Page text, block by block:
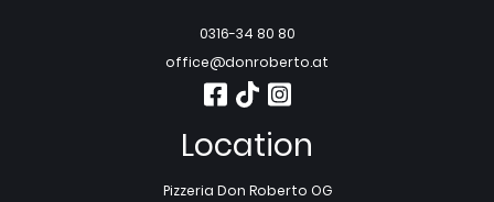
0316-34 80 80
office@donroberto.at
Location
Pizzeria Don Roberto OG